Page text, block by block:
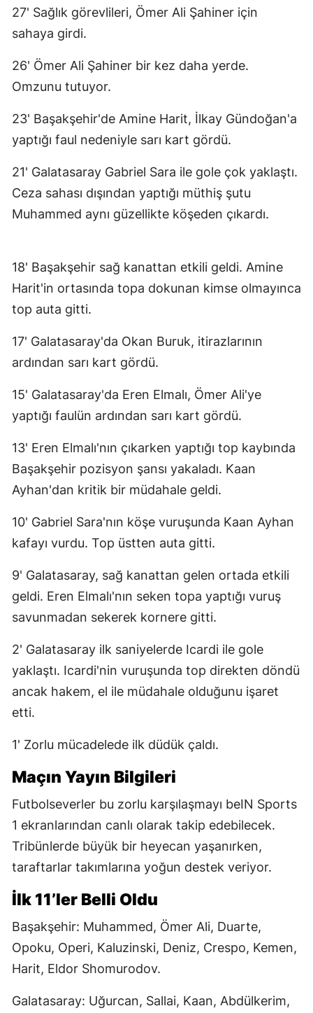
27' Sağlık görevlileri, Ömer Ali Şahiner için
sahaya girdi.
26' Ömer Ali Şahiner bir kez daha yerde.
Omzunu tutuyor.
23' Başakşehir'de Amine Harit, İlkay Gündoğan'a
yaptığı faul nedeniyle sarı kart gördü.
21' Galatasaray Gabriel Sara ile gole çok yaklaştı.
Ceza sahası dışından yaptığı müthiş şutu
Muhammed aynı güzellikte köşeden çıkardı.
18' Başakşehir sağ kanattan etkili geldi. Amine
Harit'in ortasında topa dokunan kimse olmayınca
top auta gitti.
17' Galatasaray'da Okan Buruk, itirazlarının
ardından sarı kart gördü.
15' Galatasaray'da Eren Elmalı, Ömer Ali'ye
yaptığı faulün ardından sarı kart gördü.
13' Eren Elmalı'nın çıkarken yaptığı top kaybında
Başakşehir pozisyon şansı yakaladı. Kaan
Ayhan'dan kritik bir müdahale geldi.
10' Gabriel Sara'nın köşe vuruşunda Kaan Ayhan
kafayı vurdu. Top üstten auta gitti.
9' Galatasaray, sağ kanattan gelen ortada etkili
geldi. Eren Elmalı'nın seken topa yaptığı vuruş
savunmadan sekerek kornere gitti.
2' Galatasaray ilk saniyelerde Icardi ile gole
yaklaştı. Icardi'nin vuruşunda top direkten döndü
ancak hakem, el ile müdahale olduğunu işaret
etti.
1' Zorlu mücadelede ilk düdük çaldı.
Maçın Yayın Bilgileri
Futbolseverler bu zorlu karşılaşmayı beIN Sports
1 ekranlarından canlı olarak takip edebilecek.
Tribünlerde büyük bir heyecan yaşanırken,
taraftarlar takımlarına yoğun destek veriyor.
İlk 11’ler Belli Oldu
Başakşehir: Muhammed, Ömer Ali, Duarte,
Opoku, Operi, Kaluzinski, Deniz, Crespo, Kemen,
Harit, Eldor Shomurodov.
Galatasaray: Uğurcan, Sallai, Kaan, Abdülkerim,